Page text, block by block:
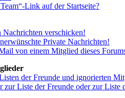
Link auf der Startseite?
verschicken!
Private Nachrichten!
von einem Mitglied dieses
der Freunde und ignorierten
Liste der Freunde oder zur Liste